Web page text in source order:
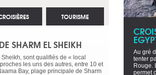
SHARM EL SHEIKH
sont qualifiés de « local
les uns des autres, entre 10 et
Bay, plage principale de Sharm
TOURISME
Au gré
tenter
Rouge.
permet